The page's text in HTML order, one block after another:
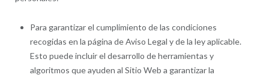
Para garantizar el cumplimiento de las condiciones
recogidas en la página de Aviso Legal y de la ley aplicable.
Esto puede incluir el desarrollo de herramientas y
algoritmos que ayuden al Sitio Web a garantizar la